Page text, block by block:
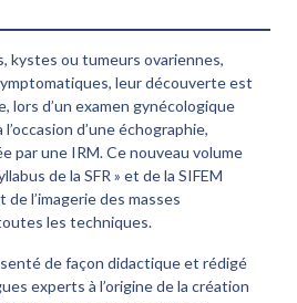
kystes ou tumeurs ovariennes,
leur découverte est
lors d’un examen gynécologique
d’une échographie,
par une IRM. Ce nouveau volume
de la SFR » et de la SIFEM
l’imagerie des masses
les techniques.
de façon didactique et rédigé
experts à l’origine de la création